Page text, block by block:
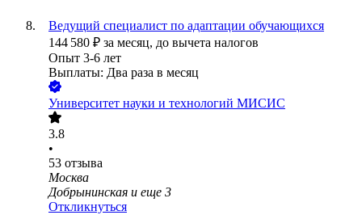
Ведущий специалист по адаптации обучающихся
144 580 ₽ за месяц, до вычета налогов
Опыт 3-6 лет
Выплаты: Два раза в месяц
Университет науки и технологий МИСИС
3.8
•
53 отзыва
Москва
Добрынинская и еще 3
Откликнуться